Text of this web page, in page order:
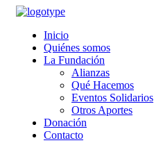
Inicio
Quiénes somos
La Fundación
Alianzas
Qué Hacemos
Eventos Solidarios
Otros Aportes
Donación
Contacto